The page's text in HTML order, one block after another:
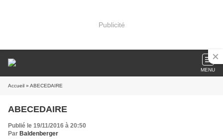
Publicité
MENU
Accueil » ABECEDAIRE
ABECEDAIRE
Publié le 19/11/2016 à 20:50
Par Baldenberger